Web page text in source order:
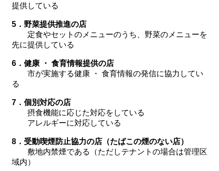
提供している
5．野菜提供推進の店
定食やセットのメニューのうち、野菜のメニューを
先に提供している
6．健康 ・ 食育情報提供の店
市が実施する健康 ・ 食育情報の発信に協力してい
る
7．個別対応の店
摂食機能に応じた対応をしている
アレルギーに対応している
8．受動喫煙防止協力の店（たばこの煙のない店）
敷地内禁煙である（ただしテナントの場合は管理区
域内）